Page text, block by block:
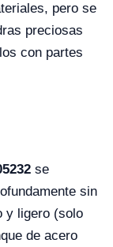
pero se
preciosas
con partes
se
sin
y ligero (solo
de acero